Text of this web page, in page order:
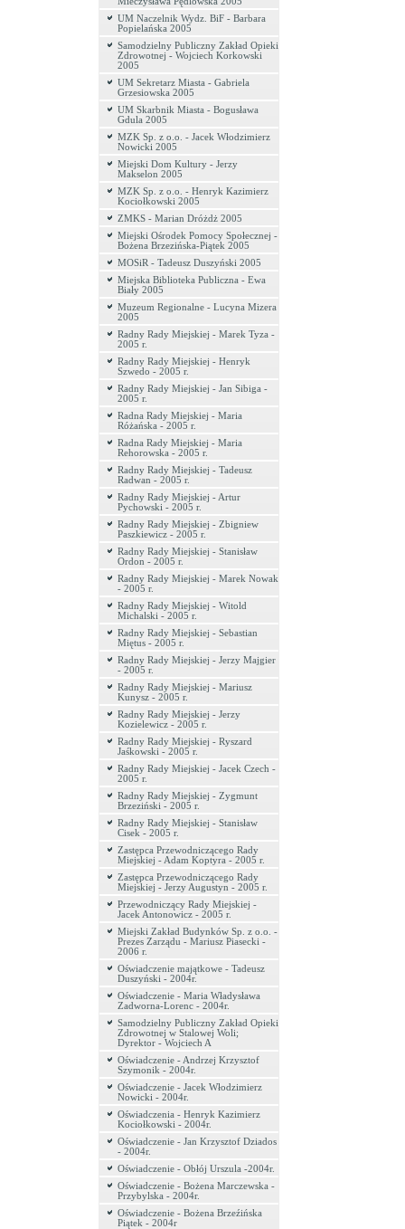
UM Naczelnik Wydz. BiF - Barbara
Popielańska 2005
Samodzielny Publiczny Zakład Opieki
Zdrowotnej - Wojciech Korkowski
2005
UM Sekretarz Miasta - Gabriela
Grzesiowska 2005
UM Skarbnik Miasta - Bogusława
Gdula 2005
MZK Sp. z o.o. - Jacek Włodzimierz
Nowicki 2005
Miejski Dom Kultury - Jerzy
Makselon 2005
MZK Sp. z o.o. - Henryk Kazimierz
Kociołkowski 2005
ZMKS - Marian Dróżdż 2005
Miejski Ośrodek Pomocy Społecznej -
Bożena Brzezińska-Piątek 2005
MOSiR - Tadeusz Duszyński 2005
Miejska Biblioteka Publiczna - Ewa
Biały 2005
Muzeum Regionalne - Lucyna Mizera
2005
Radny Rady Miejskiej - Marek Tyza -
2005 r.
Radny Rady Miejskiej - Henryk
Szwedo - 2005 r.
Radny Rady Miejskiej - Jan Sibiga -
2005 r.
Radna Rady Miejskiej - Maria
Różańska - 2005 r.
Radna Rady Miejskiej - Maria
Rehorowska - 2005 r.
Radny Rady Miejskiej - Tadeusz
Radwan - 2005 r.
Radny Rady Miejskiej - Artur
Pychowski - 2005 r.
Radny Rady Miejskiej - Zbigniew
Paszkiewicz - 2005 r.
Radny Rady Miejskiej - Stanisław
Ordon - 2005 r.
Radny Rady Miejskiej - Marek Nowak
- 2005 r.
Radny Rady Miejskiej - Witold
Michalski - 2005 r.
Radny Rady Miejskiej - Sebastian
Miętus - 2005 r.
Radny Rady Miejskiej - Jerzy Majgier
- 2005 r.
Radny Rady Miejskiej - Mariusz
Kunysz - 2005 r.
Radny Rady Miejskiej - Jerzy
Kozielewicz - 2005 r.
Radny Rady Miejskiej - Ryszard
Jaśkowski - 2005 r.
Radny Rady Miejskiej - Jacek Czech -
2005 r.
Radny Rady Miejskiej - Zygmunt
Brzeziński - 2005 r.
Radny Rady Miejskiej - Stanisław
Cisek - 2005 r.
Zastępca Przewodniczącego Rady
Miejskiej - Adam Koptyra - 2005 r.
Zastępca Przewodniczącego Rady
Miejskiej - Jerzy Augustyn - 2005 r.
Przewodniczący Rady Miejskiej -
Jacek Antonowicz - 2005 r.
Miejski Zakład Budynków Sp. z o.o. -
Prezes Zarządu - Mariusz Piasecki -
2006 r.
Oświadczenie majątkowe - Tadeusz
Duszyński - 2004r.
Oświadczenie - Maria Władysława
Zadworna-Lorenc - 2004r.
Samodzielny Publiczny Zakład Opieki
Zdrowotnej w Stalowej Woli;
Dyrektor - Wojciech A
Oświadczenie - Andrzej Krzysztof
Szymonik - 2004r.
Oświadczenie - Jacek Włodzimierz
Nowicki - 2004r.
Oświadczenia - Henryk Kazimierz
Kociołkowski - 2004r.
Oświadczenie - Jan Krzysztof Dziados
- 2004r.
Oświadczenie - Obłój Urszula -2004r.
Oświadczenie - Bożena Marczewska -
Przybylska - 2004r.
Oświadczenie - Bożena Brzeźińska
Piątek - 2004r